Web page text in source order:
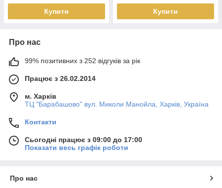
Купити Купити
Про нас
99% позитивних з 252 відгуків за рік
Працює з 26.02.2014
м. Харків
ТЦ "Барабашово" вул. Миколи Манойла, Харків, Україна
Контакти
Сьогодні працює з 09:00 до 17:00
Показати весь графік роботи
Про нас